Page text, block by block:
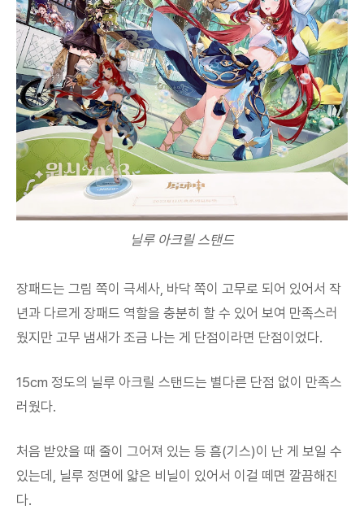
닐루 아크릴 스탠드
장패드는 그림 쪽이 극세사, 바닥 쪽이 고무로 되어 있어서 작
년과 다르게 장패드 역할을 충분히 할 수 있어 보여 만족스러
웠지만 고무 냄새가 조금 나는 게 단점이라면 단점이었다.
15cm 정도의 닐루 아크릴 스탠드는 별다른 단점 없이 만족스
러웠다.
처음 받았을 때 줄이 그어져 있는 등 흠(기스)이 난 게 보일 수
있는데, 닐루 정면에 얇은 비닐이 있어서 이걸 떼면 깔끔해진
다.